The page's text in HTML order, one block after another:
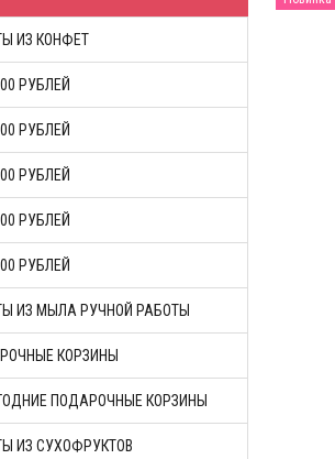
ИЗ КОНФЕТ
РУБЛЕЙ
РУБЛЕЙ
РУБЛЕЙ
РУБЛЕЙ
РУБЛЕЙ
ИЗ МЫЛА РУЧНОЙ РАБОТЫ
КОРЗИНЫ
ПОДАРОЧНЫЕ КОРЗИНЫ
ИЗ СУХОФРУКТОВ